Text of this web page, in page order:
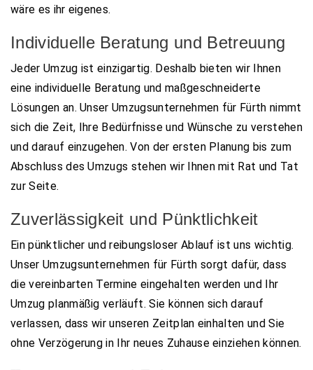
wäre es ihr eigenes.
Individuelle Beratung und Betreuung
Jeder Umzug ist einzigartig. Deshalb bieten wir Ihnen
eine individuelle Beratung und maßgeschneiderte
Lösungen an. Unser Umzugsunternehmen für Fürth nimmt
sich die Zeit, Ihre Bedürfnisse und Wünsche zu verstehen
und darauf einzugehen. Von der ersten Planung bis zum
Abschluss des Umzugs stehen wir Ihnen mit Rat und Tat
zur Seite.
Zuverlässigkeit und Pünktlichkeit
Ein pünktlicher und reibungsloser Ablauf ist uns wichtig.
Unser Umzugsunternehmen für Fürth sorgt dafür, dass
die vereinbarten Termine eingehalten werden und Ihr
Umzug planmäßig verläuft. Sie können sich darauf
verlassen, dass wir unseren Zeitplan einhalten und Sie
ohne Verzögerung in Ihr neues Zuhause einziehen können.